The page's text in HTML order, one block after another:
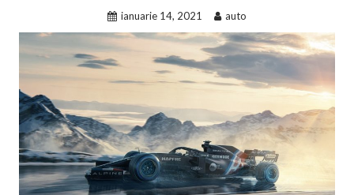
ianuarie 14, 2021 auto